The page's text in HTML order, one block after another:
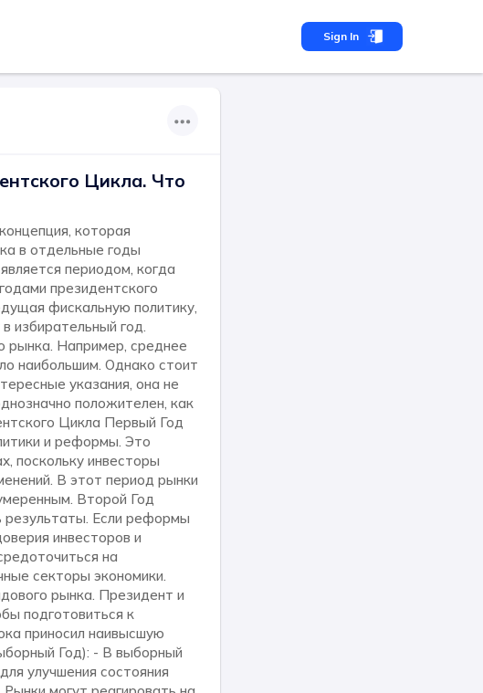
Sign In
Цикла. Что
которая
в отдельные годы
периодом, когда
президентского
фискальную политику,
избирательный год.
рынка. Например, среднее
наибольшим. Однако стоит
указания, она не
положителен, как
Цикла Первый Год
и реформы. Это
поскольку инвесторы
В этот период рынки
Второй Год
результаты. Если реформы
инвесторов и
на
секторы экономики.
рынка. Президент и
подготовиться к
приносил наивысшую
Год): - В выборный
улучшения состояния